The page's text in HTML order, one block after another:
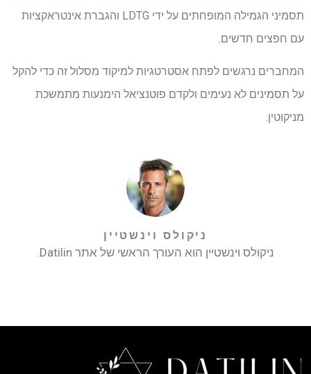
תסמיני הגמילה המופחתים על ידי LDTG והגברת אינטראקציות
עם חפצים חדשים.
המחברים נרגשים לפתח אסטרטגיות למיקוד מסלול זה כדי להקל
על תסמינים לא נעימים ולקדם פוטנציאל הימנעות מתמשכת
מניקוטין.
ניקולס וינשטיין
ניקולס וינשטיין הוא העורך הראשי של אתר Datilin.